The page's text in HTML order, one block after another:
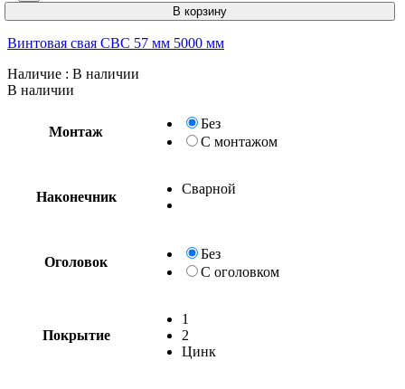
В корзину
Винтовая свая СВС 57 мм 5000 мм
Наличие : В наличии
В наличии
Монтаж
Без
С монтажом
Наконечник
Сварной
Оголовок
Без
С оголовком
Покрытие
1
2
Цинк